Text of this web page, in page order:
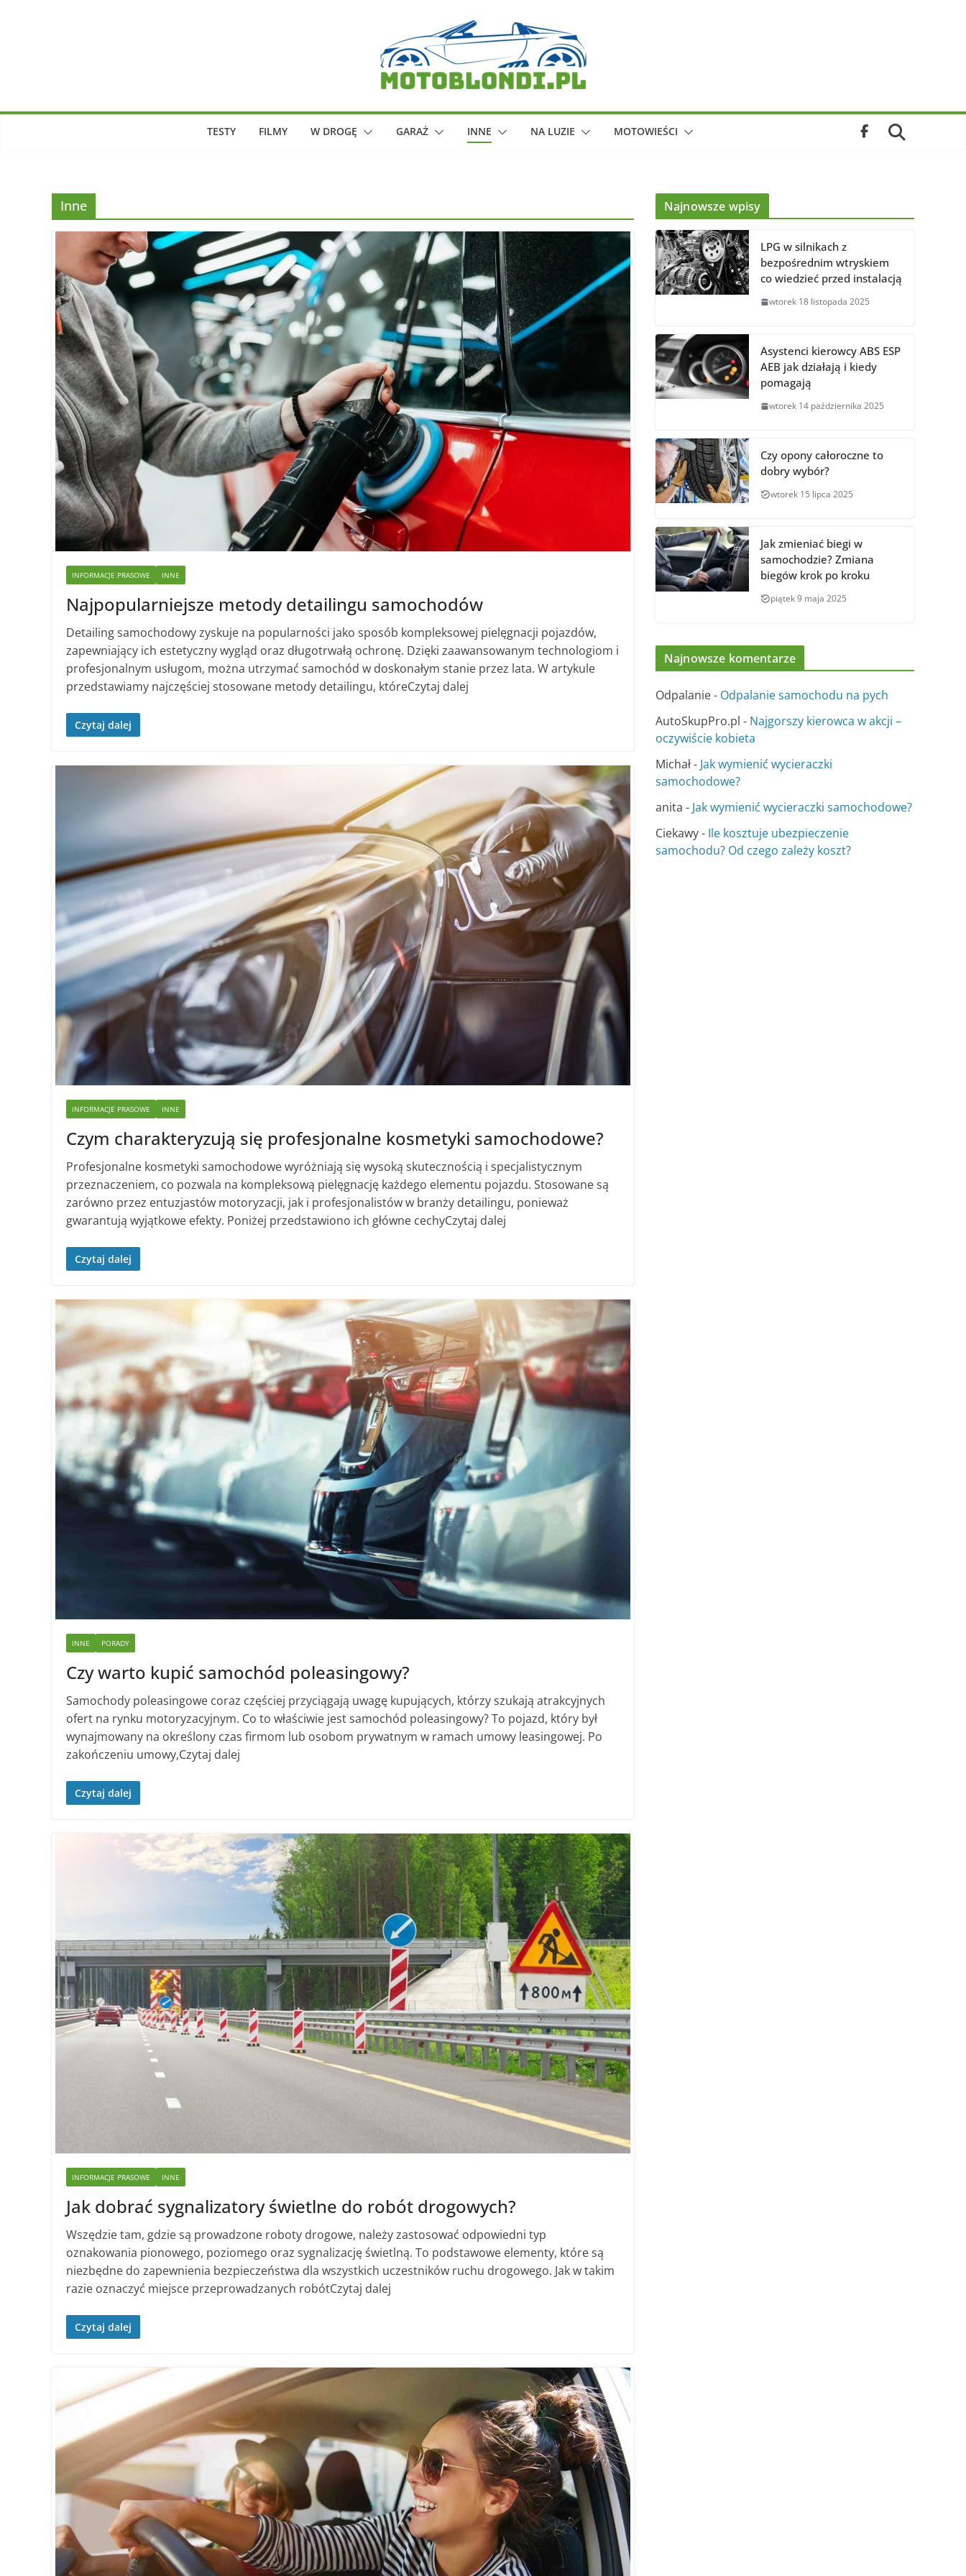
TESTY FILMY W DROGĘ GARAŻ INNE NA LUZIE MOTOWIEŚCI
Inne
INFORMACJE PRASOWE INNE
Najpopularniejsze metody detailingu samochodów
Detailing samochodowy zyskuje na popularności jako sposób kompleksowej pielęgnacji pojazdów,
zapewniający ich estetyczny wygląd oraz długotrwałą ochronę. Dzięki zaawansowanym technologiom i
profesjonalnym usługom, można utrzymać samochód w doskonałym stanie przez lata. W artykule
przedstawiamy najczęściej stosowane metody detailingu, któreCzytaj dalej
Czytaj dalej
INFORMACJE PRASOWE INNE
Czym charakteryzują się profesjonalne kosmetyki samochodowe?
Profesjonalne kosmetyki samochodowe wyróżniają się wysoką skutecznością i specjalistycznym
przeznaczeniem, co pozwala na kompleksową pielęgnację każdego elementu pojazdu. Stosowane są
zarówno przez entuzjastów motoryzacji, jak i profesjonalistów w branży detailingu, ponieważ
gwarantują wyjątkowe efekty. Poniżej przedstawiono ich główne cechyCzytaj dalej
Czytaj dalej
INNE PORADY
Czy warto kupić samochód poleasingowy?
Samochody poleasingowe coraz częściej przyciągają uwagę kupujących, którzy szukają atrakcyjnych
ofert na rynku motoryzacyjnym. Co to właściwie jest samochód poleasingowy? To pojazd, który był
wynajmowany na określony czas firmom lub osobom prywatnym w ramach umowy leasingowej. Po
zakończeniu umowy,Czytaj dalej
Czytaj dalej
INFORMACJE PRASOWE INNE
Jak dobrać sygnalizatory świetlne do robót drogowych?
Wszędzie tam, gdzie są prowadzone roboty drogowe, należy zastosować odpowiedni typ
oznakowania pionowego, poziomego oraz sygnalizację świetlną. To podstawowe elementy, które są
niezbędne do zapewnienia bezpieczeństwa dla wszystkich uczestników ruchu drogowego. Jak w takim
razie oznaczyć miejsce przeprowadzanych robótCzytaj dalej
Czytaj dalej
Najnowsze wpisy
LPG w silnikach z
bezpośrednim wtryskiem
co wiedzieć przed instalacją
wtorek 18 listopada 2025
Asystenci kierowcy ABS ESP
AEB jak działają i kiedy
pomagają
wtorek 14 października 2025
Czy opony całoroczne to
dobry wybór?
wtorek 15 lipca 2025
Jak zmieniać biegi w
samochodzie? Zmiana
biegów krok po kroku
piątek 9 maja 2025
Najnowsze komentarze
Odpalanie- Odpalanie samochodu na pych
AutoSkupPro.pl - Najgorszy kierowca w akcji –
oczywiście kobieta
Michał- Jak wymienić wycieraczki
samochodowe?
anita - Jak wymienić wycieraczki samochodowe?
Ciekawy- Ile kosztuje ubezpieczenie
samochodu? Od czego zależy koszt?